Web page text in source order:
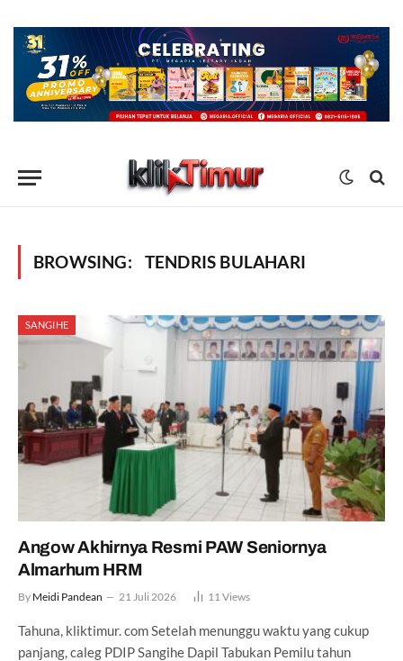
BROWSING: TENDRIS BULAHARI
SANGIHE
Angow Akhirnya Resmi PAW Seniornya
Almarhum HRM
By Meidi Pandean 21 Juli 2026 11Views
Tahuna, kliktimur. com Setelah menunggu waktu yang cukup
panjang, caleg PDIP Sangihe Dapil Tabukan Pemilu tahun